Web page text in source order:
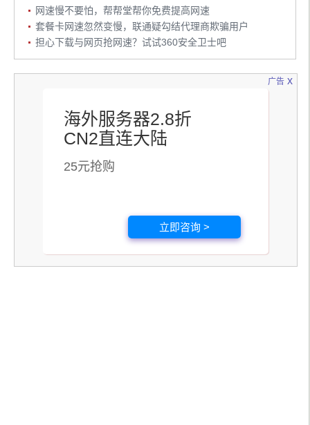
网速慢不要怕，帮帮堂帮你免费提高网速
套餐卡网速忽然变慢，联通疑勾结代理商欺骗用户
担心下载与网页抢网速？试试360安全卫士吧
广告
海外服务器2.8折
CN2直连大陆
25元抢购
立即咨询 >
x